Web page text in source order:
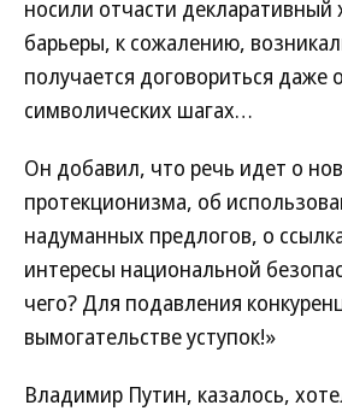
носили отчасти декларативный
барьеры, к сожалению,
получается договориться даже
символических шагах…
Он добавил, что речь идет о
протекционизма, об
надуманных предлогов, о
интересы национальной
чего? Для подавления
вымогательстве уступок!»
Владимир Путин, казалось,